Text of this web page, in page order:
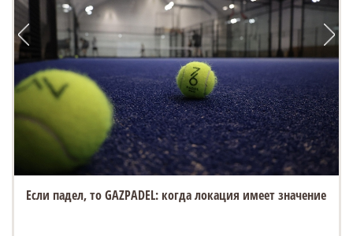
Если падел, то GAZPADEL: когда локация имеет значение